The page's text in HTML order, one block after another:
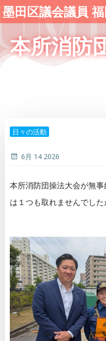
墨田区議会議員
本所消防
日々の活動
6月 14 2026
本所消防団操法大会が無
は１つも取れませんでした